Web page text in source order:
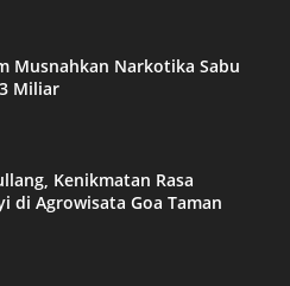
Musnahkan Narkotika Sabu
Miliar
Kenikmatan Rasa
di Agrowisata Goa Taman